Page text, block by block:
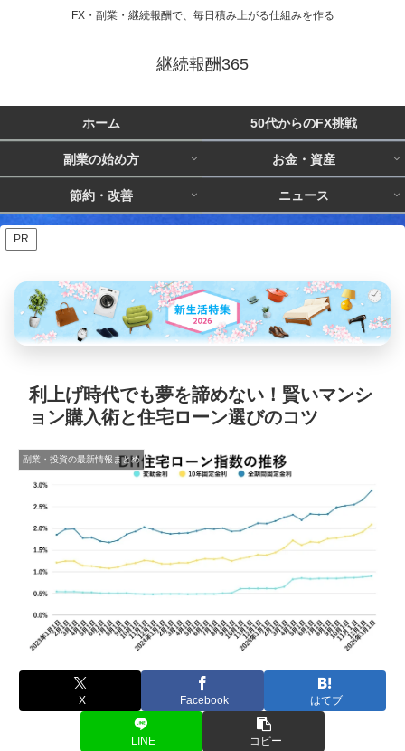
FX・副業・継続報酬で、毎日積み上がる仕組みを作る
継続報酬365
ホーム 50代からのFX挑戦
副業の始め方 お金・資産
節約・改善 ニュース
PR
利上げ時代でも夢を諦めない！賢いマンシ
ョン購入術と住宅ローン選びのコツ
副業・投資の最新情報まとめ
X Facebook はてブ
LINE コピー